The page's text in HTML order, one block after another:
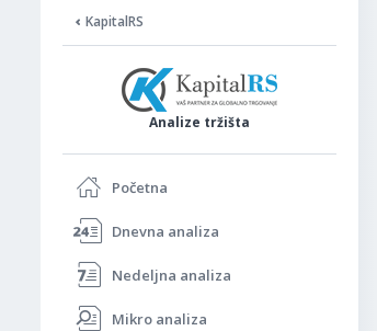
KapitalRS
Analize tržišta
Početna
Dnevna analiza
Nedeljna analiza
Mikro analiza